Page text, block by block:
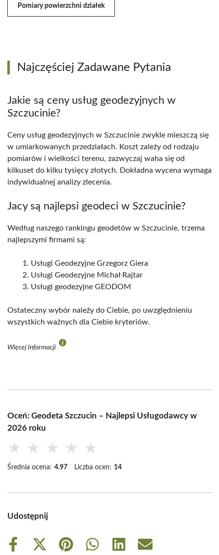
Pomiary powierzchni działek
Najczęściej Zadawane Pytania
Jakie są ceny usług geodezyjnych w
Szczucinie?
Ceny usług geodezyjnych w Szczucinie zwykle mieszczą się
w umiarkowanych przedziałach. Koszt zależy od rodzaju
pomiarów i wielkości terenu, zazwyczaj waha się od
kilkuset do kilku tysięcy złotych. Dokładna wycena wymaga
indywidualnej analizy zlecenia.
Jacy są najlepsi geodeci w Szczucinie?
Według naszego rankingu geodetów w Szczucinie, trzema
najlepszymi firmami są:
Usługi Geodezyjne Grzegorz Giera
Usługi Geodezyjne Michał Rajtar
Usługi geodezyjne GEODOM
Ostateczny wybór należy do Ciebie, po uwzględnieniu
wszystkich ważnych dla Ciebie kryteriów.
Więcej Informacji
Oceń: Geodeta Szczucin – Najlepsi Usługodawcy w
2026 roku
★ ★ ★ ★ ★
Średnia ocena: 4.97 Liczba ocen: 14
Udostępnij
Share
Share
Share
Share
Share
Share